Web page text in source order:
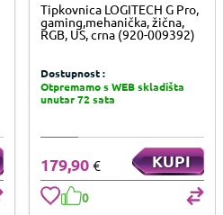
Tipkovnica LOGITECH G Pro,
gaming,mehanička, žična,
RGB, US, crna (920-009392)
Dostupnost :
Otpremamo s WEB skladišta
unutar 72 sata
179,90 € KUPI
0